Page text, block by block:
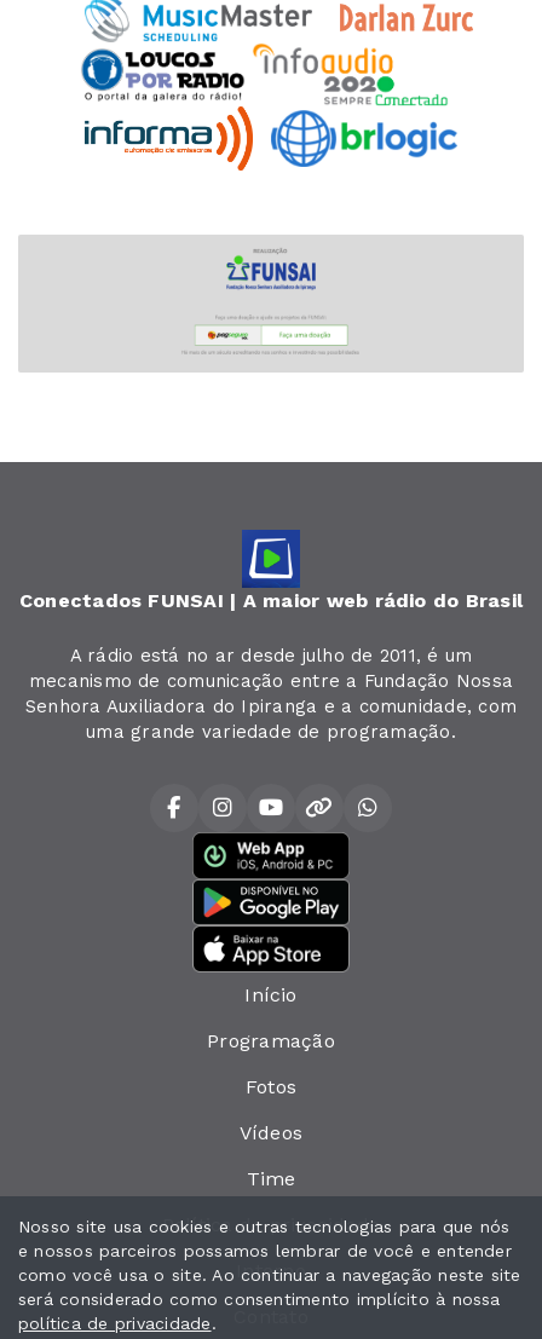
Conectados FUNSAI | A maior web rádio do Brasil
A rádio está no ar desde julho de 2011, é um
mecanismo de comunicação entre a Fundação Nossa
Senhora Auxiliadora do Ipiranga e a comunidade, com
uma grande variedade de programação.
Início
Programação
Fotos
Vídeos
Time
Política de privacidade
Interno
Nosso site usa cookies e outras tecnologias para que nós
e nossos parceiros possamos lembrar de você e entender
como você usa o site. Ao continuar a navegação neste site
será considerado como consentimento implícito à nossa
política de privacidade.